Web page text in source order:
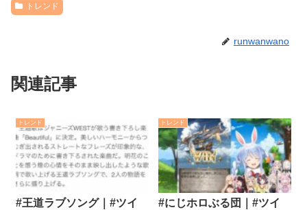
トレンド
runwanwano
関連記事
トレンド
#王道ラブソング｜#ツイ
トレンド
#にじホロぶる団｜#ツイ